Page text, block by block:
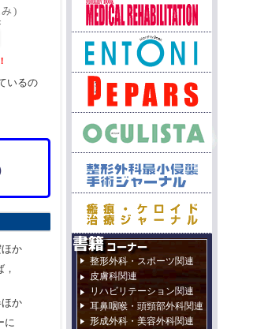
)
いるの
か
か
に
整形外科・スポーツ関連
皮膚科関連
リハビリテーション関連
耳鼻咽喉・頭頸部外科関連
形成外科・美容外科関連